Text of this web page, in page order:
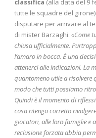
classifica (alla data del 9
tutte le squadre del
disputare per arrivare al
di mister Barzaghi: «Come
chiusa ufficialmente.
l’amaro in bocca. È una
attenerci alle indicazioni. La
quantomeno utile a risolvere
modo che tutti possiamo
Quindi è il momento di
cosa ritengo corretto
giocatori, alle loro famiglie e
reclusione forzata abbia